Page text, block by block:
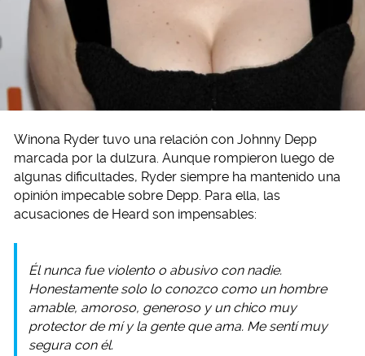
Winona Ryder tuvo una relación con Johnny Depp
marcada por la dulzura. Aunque rompieron luego de
algunas dificultades, Ryder siempre ha mantenido una
opinión impecable sobre Depp. Para ella, las
acusaciones de Heard son impensables:
Él nunca fue violento o abusivo con nadie.
Honestamente solo lo conozco como un hombre
amable, amoroso, generoso y un chico muy
protector de mí y la gente que ama. Me sentí muy
segura con él.